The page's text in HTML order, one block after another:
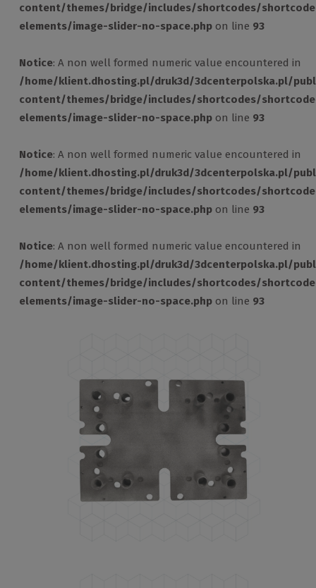
content/themes/bridge/includes/shortcodes/
elements/image-slider-no-space.php on line 93
Notice: A non well formed numeric value encountered in
/home/klient.dhosting.pl/druk3d/3dcenterpolska.pl/
content/themes/bridge/includes/shortcodes/
elements/image-slider-no-space.php on line 93
Notice: A non well formed numeric value encountered in
/home/klient.dhosting.pl/druk3d/3dcenterpolska.pl/
content/themes/bridge/includes/shortcodes/
elements/image-slider-no-space.php on line 93
Notice: A non well formed numeric value encountered in
/home/klient.dhosting.pl/druk3d/3dcenterpolska.pl/
content/themes/bridge/includes/shortcodes/
elements/image-slider-no-space.php on line 93